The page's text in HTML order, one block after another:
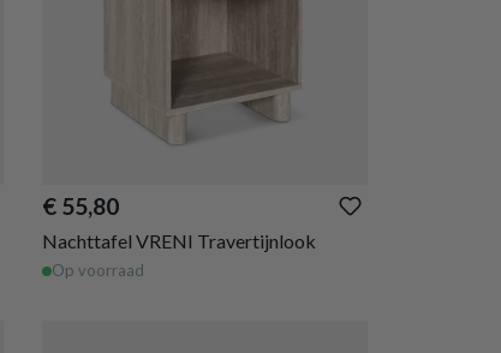
€ 55,80
Nachttafel VRENI Travertijnlook
Op voorraad